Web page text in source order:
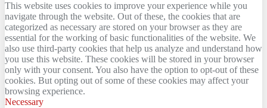
This website uses cookies to improve your experience while you
navigate through the website. Out of these, the cookies that are
categorized as necessary are stored on your browser as they are
essential for the working of basic functionalities of the website. We
also use third-party cookies that help us analyze and understand how
you use this website. These cookies will be stored in your browser
only with your consent. You also have the option to opt-out of these
cookies. But opting out of some of these cookies may affect your
browsing experience.
Necessary